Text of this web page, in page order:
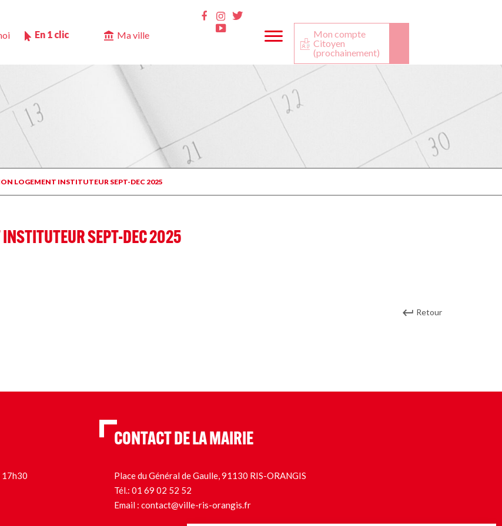
En 1 clic Ma ville
Facebook
InstaTwitter
Youtube
Mon compte
Citoyen
(prochainement)
LOGEMENT INSTITUTEUR SEPT-DEC 2025
SEPT-DEC 2025
Retour
17h30
CONTACT DE LA MAIRIE
Place du Général de Gaulle, 91130 RIS-ORANGIS
Tél.: 01 69 02 52 52
Email : contact@ville-ris-orangis.fr